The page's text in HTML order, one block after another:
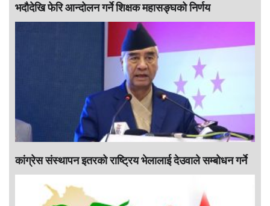
भदौदेखि फेरि आन्दोलन गर्ने शिक्षक महासङ्घको निर्णय
कांग्रेस संस्थापन इतरको राष्ट्रिय भेलालाई देउवाले सम्बोधन गर्ने